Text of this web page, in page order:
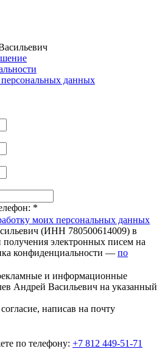
персональных данных
*
моих персональных данных
(ИНН 780500614009) в
получения электронных писем на
конфиденциальности — по
и информационные
Андрей Васильевич на указанный
написав на почту
по телефону: +7 812 449-51-71